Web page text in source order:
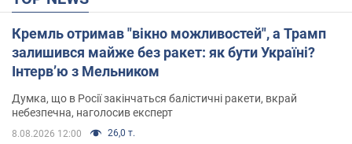
Кремль отримав "вікно можливостей", а Трамп
залишився майже без ракет: як бути Україні?
Інтерв’ю з Мельником
Думка, що в Росії закінчаться балістичні ракети, вкрай
небезпечна, наголосив експерт
8.08.2026 12:00 26,0 т.